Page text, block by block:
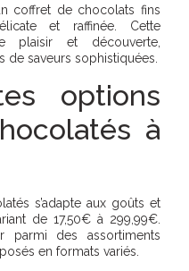
coffret de chocolats fins
et raffinée. Cette
plaisir et découverte,
de saveurs sophistiquées.
options
à
s’adapte aux goûts et
de 17,50€ à 299,99€.
parmi des assortiments
en formats variés.